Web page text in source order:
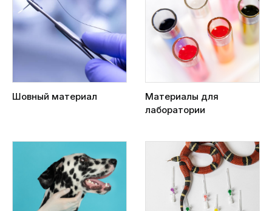
Шовный материал
Материалы для
лаборатории